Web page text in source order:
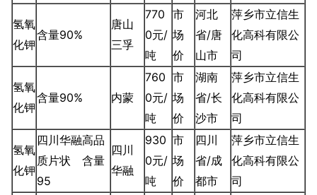
氢氧
化钾
含量90%
唐山
三孚
770
0元/
吨
市
场
价
河北
省/唐
山市
萍乡市立信生
化高科有限公
司
氢氧
化钾
含量90% 内蒙
760
0元/
吨
市
场
价
湖南
省/长
沙市
萍乡市立信生
化高科有限公
司
氢氧
化钾
四川华融高品
质片状 含量
95
四川
华融
930
0元/
吨
市
场
价
四川
省/成
都市
萍乡市立信生
化高科有限公
司